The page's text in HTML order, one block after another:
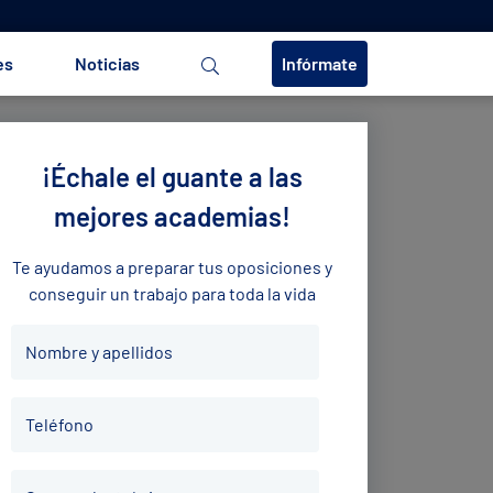
Noticias Infórmate
¡Échale el guante a las
mejores academias!
Te ayudamos a preparar tus oposiciones y
conseguir un trabajo para toda la vida
Nombre y apellidos
Teléfono